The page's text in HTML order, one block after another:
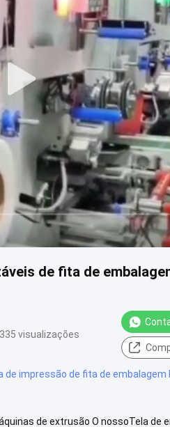
de fita de
visualizações
de impressão de fita de embalagem
de extrusão O nossoTela de